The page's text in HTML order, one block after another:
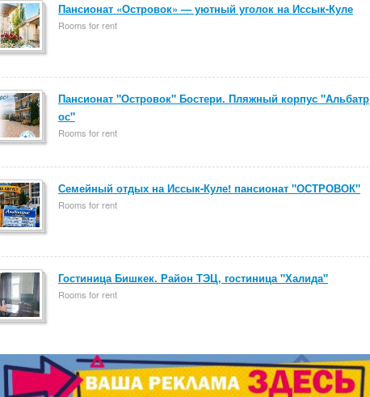
Пансионат «Островок» — уютный уголок на Иссык-Куле
Rooms for rent
Пансионат "Островок" Бостери. Пляжный корпус "Альбатр
ос"
Rooms for rent
Семейный отдых на Иссык-Куле! пансионат "ОСТРОВОК"
Rooms for rent
Гостиница Бишкек. Район ТЭЦ, гостиница "Халида"
Rooms for rent